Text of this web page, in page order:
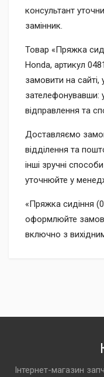
консультант
замінник.
Товар «Пряжка
Honda, артикул
замовити на сайті,
зателефонувавши:
відправлення та
Доставляємо
відділення та
інші зручні
уточнюйте у
«Пряжка сидіння
оформлюйте
включно з
Інтернет-магазин